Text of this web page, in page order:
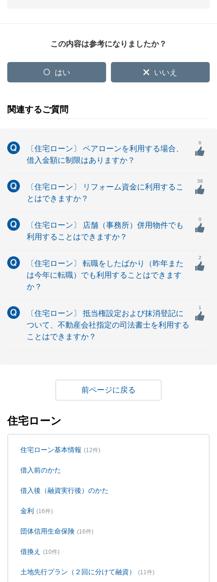
この内容は参考になりましたか？
はい いいえ
関連するご質問
〔住宅ローン〕 ペアローンを利用する場合、
借入金額に制限はありますか？
6
〔住宅ローン〕 リフォーム資金に利用するこ
とはできますか？
38
〔住宅ローン〕 店舗（事務所）併用物件でも
利用することはできますか？
0
〔住宅ローン〕 転職をしたばかり（昨年また
は今年に転職）でも利用することはできます
か？
2
〔住宅ローン〕 抵当権設定および抹消登記に
ついて、不動産会社指定の司法書士を利用する
ことはできますか？
1
戻る
住宅ローン
住宅ローン基本情報 (12件)
借入前のかた
借入後（融資実行後）のかた
金利 (16件)
団体信用生命保険 (16件)
借換え (10件)
土地先行プラン（２回に分けて融資） (11件)